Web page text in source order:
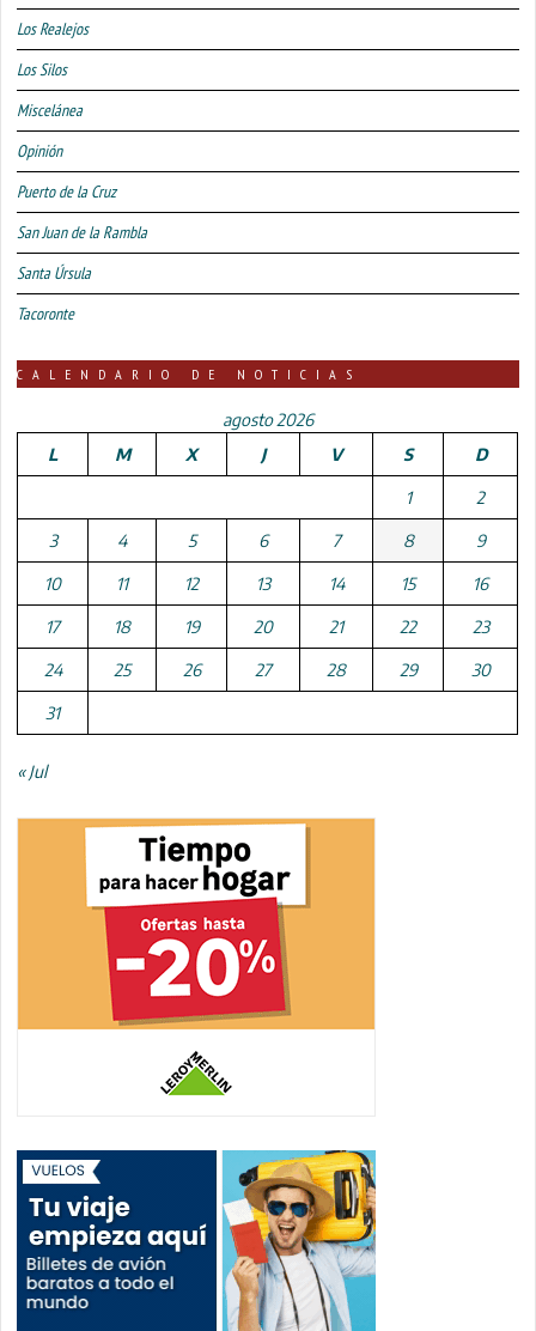
Los Realejos
Los Silos
Miscelánea
Opinión
Puerto de la Cruz
San Juan de la Rambla
Santa Úrsula
Tacoronte
CALENDARIO DE NOTICIAS
agosto 2026
L
M X J V S D
1 2
3 4 5 6 7 8 9
10 11 12 13 14 15 16
17 18 19 20 21 22 23
24 25 26 27 28 29 30
31
« Jul